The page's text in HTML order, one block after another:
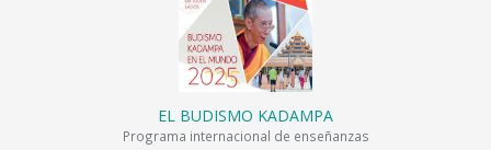
EL BUDISMO KADAMPA
Programa internacional de enseñanzas